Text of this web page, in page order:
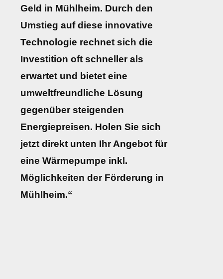
Geld in Mühlheim. Durch den
Umstieg auf diese innovative
Technologie rechnet sich die
Investition oft schneller als
erwartet und bietet eine
umweltfreundliche Lösung
gegenüber steigenden
Energiepreisen. Holen Sie sich
jetzt direkt unten Ihr Angebot für
eine Wärmepumpe inkl.
Möglichkeiten der Förderung in
Mühlheim.“